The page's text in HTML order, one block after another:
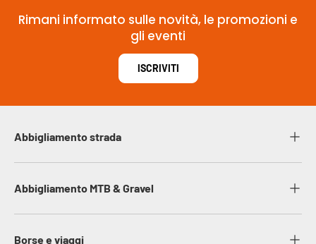
Rimani informato sulle novità, le promozioni e
gli eventi
ISCRIVITI
Abbigliamento strada
Abbigliamento MTB & Gravel
Borse e viaggi